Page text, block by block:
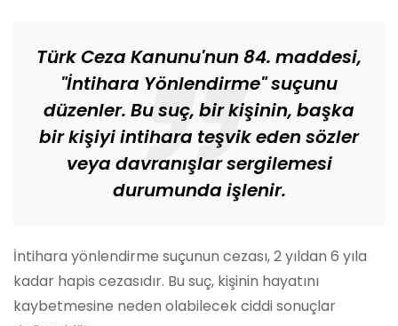
Türk Ceza Kanunu'nun 84. maddesi,
"İntihara Yönlendirme" suçunu
düzenler. Bu suç, bir kişinin, başka
bir kişiyi intihara teşvik eden sözler
veya davranışlar sergilemesi
durumunda işlenir.
İntihara yönlendirme suçunun cezası, 2 yıldan 6 yıla
kadar hapis cezasıdır. Bu suç, kişinin hayatını
kaybetmesine neden olabilecek ciddi sonuçlar